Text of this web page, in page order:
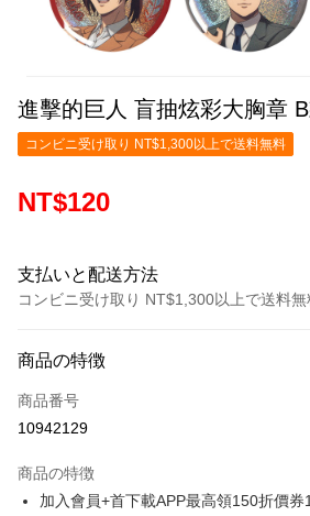
進擊的巨人 盲抽炫彩大胸章
コンビニ受け取り NT$1,300以上で送料無料
NT$120
支払いと配送方法
コンビニ受け取り NT$1,300以上で送料無
クレジットカード1回払い
コンビニ店頭代金引換
Apple Pay
商品の特徴
商品番号
10942129
商品の特徴
加入會員+首下載APP最高領150折價